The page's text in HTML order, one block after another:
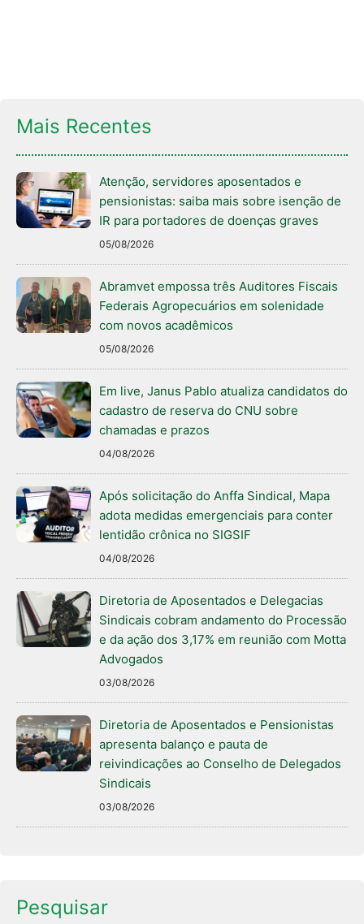
Mais Recentes
Atenção, servidores aposentados e
pensionistas: saiba mais sobre isenção de
IR para portadores de doenças graves
05/08/2026
Abramvet empossa três Auditores Fiscais
Federais Agropecuários em solenidade
com novos acadêmicos
05/08/2026
Em live, Janus Pablo atualiza candidatos do
cadastro de reserva do CNU sobre
chamadas e prazos
04/08/2026
Após solicitação do Anffa Sindical, Mapa
adota medidas emergenciais para conter
lentidão crônica no SIGSIF
04/08/2026
Diretoria de Aposentados e Delegacias
Sindicais cobram andamento do Processão
e da ação dos 3,17% em reunião com Motta
Advogados
03/08/2026
Diretoria de Aposentados e Pensionistas
apresenta balanço e pauta de
reivindicações ao Conselho de Delegados
Sindicais
03/08/2026
Pesquisar